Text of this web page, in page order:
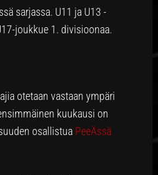
sarjassa. U11 ja U13 -
joukkue 1. divisioonaa.
otetaan vastaan ympäri
kuukausi on
osallistua PeeÄssä